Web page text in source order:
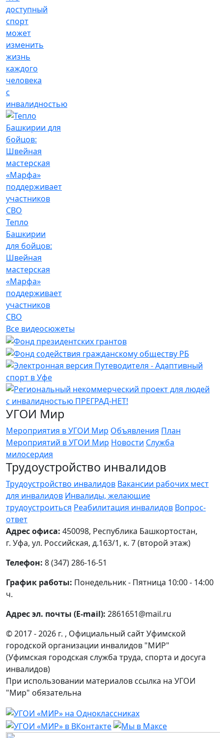
доступный
спорт
может
изменить
жизнь
каждого
человека
с
инвалидностью
Тепло
Башкирии
для бойцов:
Швейная
мастерская
«Марфа»
поддерживает
участников
СВО
Все видеосюжеты
УГОИ Мир
Мероприятия в УГОИ Мир Объявления План
Мероприятий в УГОИ Мир Новости Служба
милосердия
Трудоустройство инвалидов
Трудоустройство инвалидов Вакансии рабочих мест
для инвалидов Инвалиды, желающие
трудоустроиться Реабилитация инвалидов Вопрос-
ответ
Адрес офиса: 450098, Республика Башкортостан,
г. Уфа, ул. Российская, д.163/1, к. 7 (второй этаж)
Телефон: 8 (347) 286-16-51
График работы: Понедельник - Пятница 10:00 - 14:00
ч.
Адрес эл. почты (E-mail): 2861651@mail.ru
© 2017 - 2026 г. , Официальный сайт Уфимской
городской организации инвалидов "МИР"
(Уфимская городская служба труда, спорта и досуга
инвалидов)
При использовании материалов ссылка на УГОИ
"Мир" обязательна